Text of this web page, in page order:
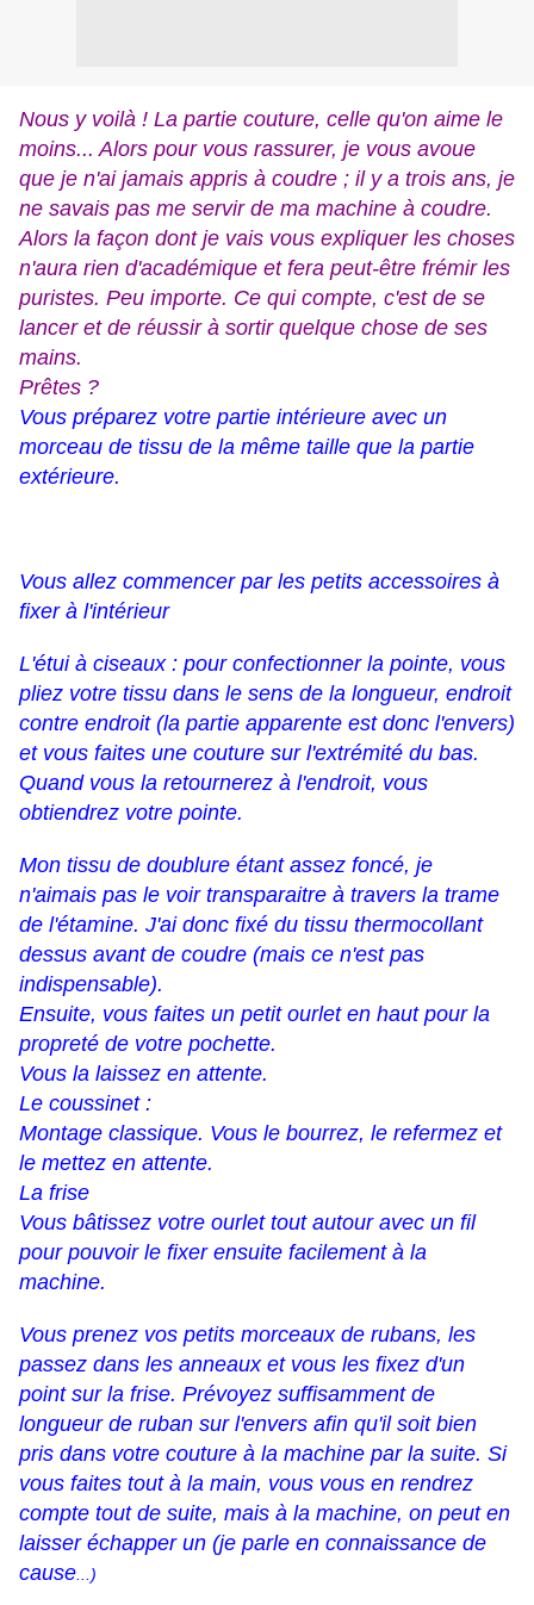
Nous y voilà ! La partie couture, celle qu'on aime le
moins... Alors pour vous rassurer, je vous avoue
que je n'ai jamais appris à coudre ; il y a trois ans, je
ne savais pas me servir de ma machine à coudre.
Alors la façon dont je vais vous expliquer les choses
n'aura rien d'académique et fera peut-être frémir les
puristes. Peu importe. Ce qui compte, c'est de se
lancer et de réussir à sortir quelque chose de ses
mains.
Prêtes ?
Vous préparez votre partie intérieure avec un
morceau de tissu de la même taille que la partie
extérieure.
Vous allez commencer par les petits accessoires à
fixer à l'intérieur
L'étui à ciseaux : pour confectionner la pointe, vous
pliez votre tissu dans le sens de la longueur, endroit
contre endroit (la partie apparente est donc l'envers)
et vous faites une couture sur l'extrémité du bas.
Quand vous la retournerez à l'endroit, vous
obtiendrez votre pointe.
Mon tissu de doublure étant assez foncé, je
n'aimais pas le voir transparaitre à travers la trame
de l'étamine. J'ai donc fixé du tissu thermocollant
dessus avant de coudre (mais ce n'est pas
indispensable).
Ensuite, vous faites un petit ourlet en haut pour la
propreté de votre pochette.
Vous la laissez en attente.
Le coussinet :
Montage classique. Vous le bourrez, le refermez et
le mettez en attente.
La frise
Vous bâtissez votre ourlet tout autour avec un fil
pour pouvoir le fixer ensuite facilement à la
machine.
Vous prenez vos petits morceaux de rubans, les
passez dans les anneaux et vous les fixez d'un
point sur la frise. Prévoyez suffisamment de
longueur de ruban sur l'envers afin qu'il soit bien
pris dans votre couture à la machine par la suite. Si
vous faites tout à la main, vous vous en rendrez
compte tout de suite, mais à la machine, on peut en
laisser échapper un (je parle en connaissance de
cause ...)